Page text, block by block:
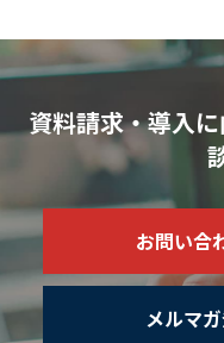
資料請求・導入
お問い合
メルマ